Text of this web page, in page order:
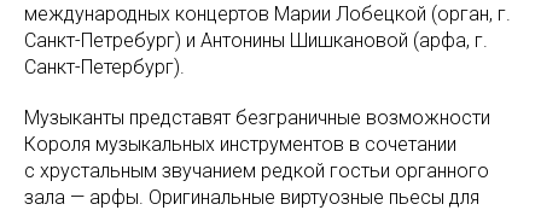
международных концертов Марии Лобецкой (орган, г.
Санкт-Петребург) и Антонины Шишкановой (арфа, г.
Санкт-Петербург).
Музыканты представят безграничные возможности
Короля музыкальных инструментов в сочетании
с хрустальным звучанием редкой гостьи органного
зала — арфы. Оригинальные виртуозные пьесы для